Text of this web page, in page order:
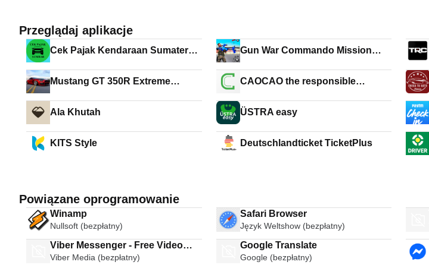
Przeglądaj aplikacje
Cek Pajak Kendaraan Sumatera
Gun War Commando Mission
Games
Mustang GT 350R Extreme
CAOCAO the responsible
Ala Khutah
ÜSTRA easy
KITS Style Deutschlandticket TicketPlus
Powiązane oprogramowanie
Winamp
Nullsoft (bezpłatny)
Safari Browser
Język Weltshow (bezpłatny)
Viber Messenger - Free Video
Calls Group Chats
Viber Media (bezpłatny)
Google Translate
Google (bezpłatny)